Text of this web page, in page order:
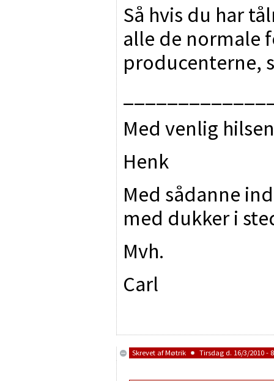
Så hvis du har
alle de normale
producenterne,
Med venlig hilsen
Henk
Med sådanne
med dukker i
Mvh.
Carl
Skrevet afMøtrik Tirsdag d. 16/3/2010 -